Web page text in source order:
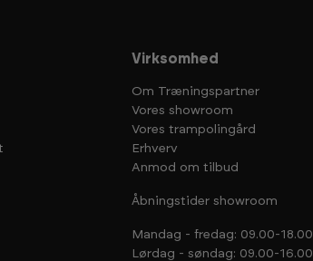
Virksomhed
Om Træningspartner
Vores showroom
Vores trampolingård
Erhverv
Anmod om tilbud
Åbningstider showroom
Mandag - fredag: 09.00-18.00
Lørdag - søndag: 09.00-16.00